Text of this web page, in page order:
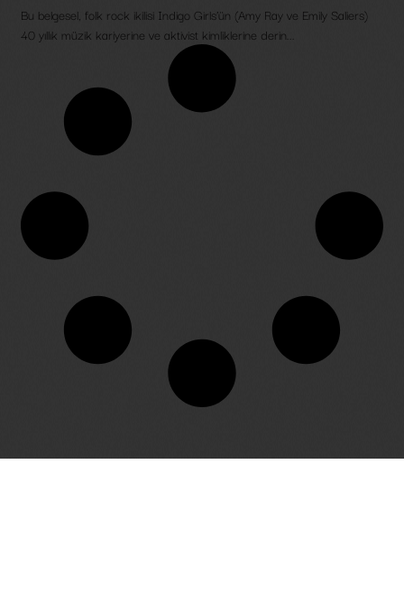
Bu belgesel, folk rock ikilisi Indigo Girls’ün (Amy Ray ve Emily Saliers)
40 yıllık müzik kariyerine ve aktivist kimliklerine derin...